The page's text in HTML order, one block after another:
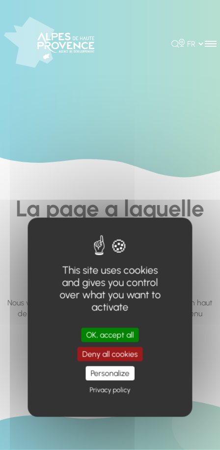
Rechercher
Choisir la
La page a laquelle
vous cherchez à
accéder n'existe
pas... ou plus.
Nous vous invitons à utiliser le moteur de recherche en haut
de page, ou à utiliser le menu pour trouver le contenu
Retour à l'accueil
This site uses cookies
and gives you control
over what you want to
activate
OK, accept all
Deny all cookies
Personalize
Privacy policy